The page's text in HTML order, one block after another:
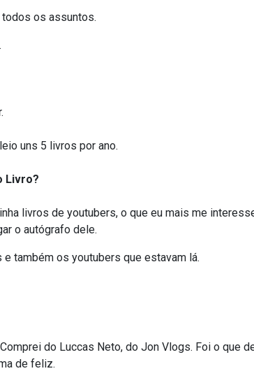
os assuntos.
uns 5 livros por ano.
Livro?
livros de youtubers, o que eu mais me
o autógrafo dele.
também os youtubers que estavam lá.
do Luccas Neto, do Jon Vlogs. Foi o que
de feliz.